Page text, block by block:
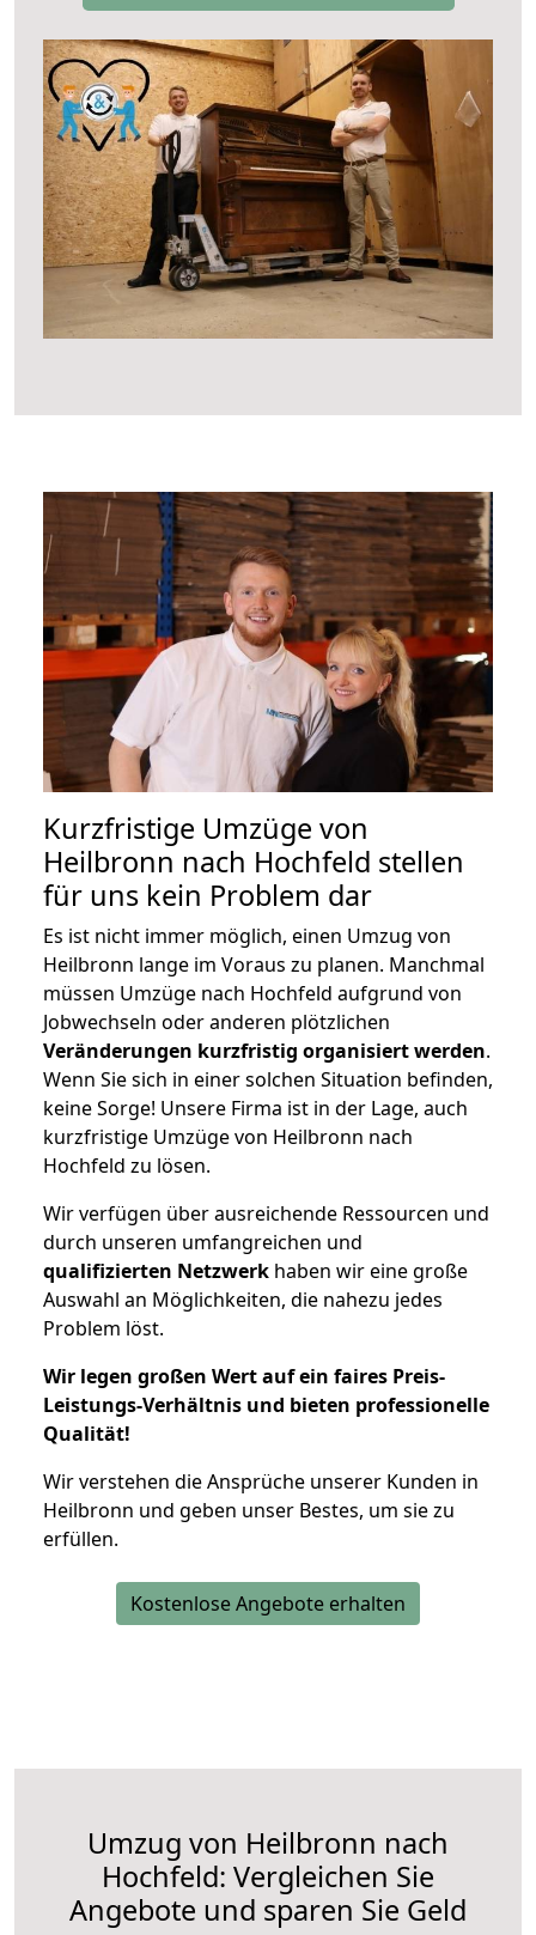
Kurzfristige Umzüge von
Heilbronn nach Hochfeld stellen
für uns kein Problem dar
Es ist nicht immer möglich, einen Umzug von
Heilbronn lange im Voraus zu planen. Manchmal
müssen Umzüge nach Hochfeld aufgrund von
Jobwechseln oder anderen plötzlichen
Veränderungen kurzfristig organisiert werden.
Wenn Sie sich in einer solchen Situation befinden,
keine Sorge! Unsere Firma ist in der Lage, auch
kurzfristige Umzüge von Heilbronn nach
Hochfeld zu lösen.
Wir verfügen über ausreichende Ressourcen und
durch unseren umfangreichen und
qualifizierten Netzwerk haben wir eine große
Auswahl an Möglichkeiten, die nahezu jedes
Problem löst.
Wir legen großen Wert auf ein faires Preis-
Leistungs-Verhältnis und bieten professionelle
Qualität!
Wir verstehen die Ansprüche unserer Kunden in
Heilbronn und geben unser Bestes, um sie zu
erfüllen.
Kostenlose Angebote erhalten
Umzug von Heilbronn nach
Hochfeld: Vergleichen Sie
Angebote und sparen Sie Geld